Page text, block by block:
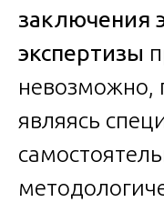
заключения
экспертизы
невозможно,
являясь